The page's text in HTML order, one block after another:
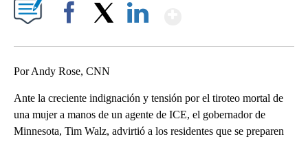
Por Andy Rose, CNN
Ante la creciente indignación y tensión por el tiroteo mortal de
una mujer a manos de un agente de ICE, el gobernador de
Minnesota, Tim Walz, advirtió a los residentes que se preparen